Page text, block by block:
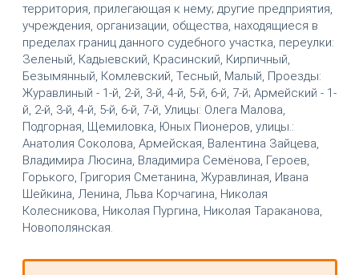
территория, прилегающая к нему; другие предприятия,
учреждения, организации, общества, находящиеся в
пределах границ данного судебного участка, переулки:
Зеленый, Кадыевский, Красинский, Кирпичный,
Безымянный, Комлевский, Тесный, Малый, Проезды:
Журавлиный - 1-й, 2-й, 3-й, 4-й, 5-й, 6-й, 7-й; Армейский - 1-
й, 2-й, 3-й, 4-й, 5-й, 6-й, 7-й, Улицы: Олега Малова,
Подгорная, Щемиловка, Юных Пионеров, улицы.:
Анатолия Соколова, Армейская, Валентина Зайцева,
Владимира Люсина, Владимира Семёнова, Героев,
Горького, Григория Сметанина, Журавлиная, Ивана
Шейкина, Ленина, Льва Корчагина, Николая
Колесникова, Николая Пургина, Николая Тараканова,
Новополянская.